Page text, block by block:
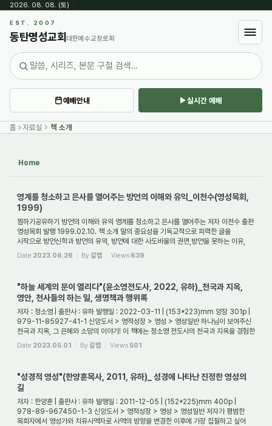
2026. 08. 08. (토) ·
EST. 2007
동탄명성교회 대한예수교장로회
예배안내 실시간 예배
홈 자료실 책 소개
Home
영계를 청소하고 은사를 열어주는 방언의 이해와 유익_이천수(영성목회,
1999)
찜하기공유하기 방언의 이해와 유익 영계를 청소하고 은사를 열어주는 저자 이천수 출판
영성목회 발행 1999.02.10. 책 소개 말의 중요성을 기독교적으로 피력한 글을
시작으로 방언신학과 방언의 유익, 방언에 대한 사도바울의 권면,방언을 못하는 이유,
방언...
Date 2023.06.26 By갈렙 Views 639
"하늘 세계의 문이 열리다"(윤소영전도사, 2022, 유하)_천국과 지옥,
영안, 천사들의 하는 일, 생명책과 행위록
저자 : 정소영 | 출판사 : 유하 발행일 : 2022-03-11 | (153*223)mm 양장 301p |
979-11-85927-41-1 신앙도서 > 영적성장 > 영성 > 영성일반 하나님이 보여주신
천국과 지옥, 그 은혜와 소망의 이야기! 이 책에는 정소영 전도사의 천국과 지옥을 경험한
생생한...
Date 2023.05.01 By갈렙 Views 501
"성경적 영성"(한양훈목사, 2011, 유하)_ 성경에 나타난 진정한 영성의
길
저자 : 한양훈 | 출판사 : 유하 발행일 : 2011-12-05 | (152*225)mm 400p |
978-89-967450-1-3 신앙도서 > 영적성장 > 영성 > 영성일반 저자가 평범한
목회자에서 영성가와 치유사역자로 사역의 방향을 변경한 이후에 가장 집필하고 싶어
Sketchbook5, 스케치북5
Sketchbook5, 스케치북5